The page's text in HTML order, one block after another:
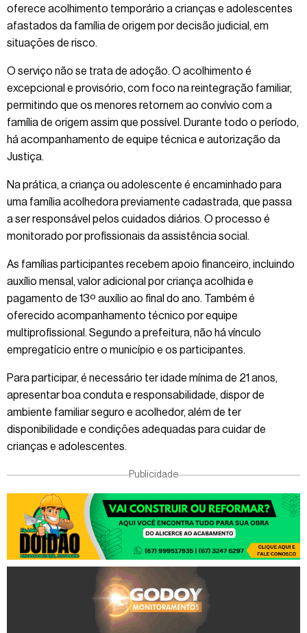
oferece acolhimento temporário a crianças e adolescentes
afastados da família de origem por decisão judicial, em
situações de risco.
O serviço não se trata de adoção. O acolhimento é
excepcional e provisório, com foco na reintegração familiar,
permitindo que os menores retornem ao convívio com a
família de origem assim que possível. Durante todo o período,
há acompanhamento de equipe técnica e autorização da
Justiça.
Na prática, a criança ou adolescente é encaminhado para
uma família acolhedora previamente cadastrada, que passa
a ser responsável pelos cuidados diários. O processo é
monitorado por profissionais da assistência social.
As famílias participantes recebem apoio financeiro, incluindo
auxílio mensal, valor adicional por criança acolhida e
pagamento de 13º auxílio ao final do ano. Também é
oferecido acompanhamento técnico por equipe
multiprofissional. Segundo a prefeitura, não há vínculo
empregatício entre o município e os participantes.
Para participar, é necessário ter idade mínima de 21 anos,
apresentar boa conduta e responsabilidade, dispor de
ambiente familiar seguro e acolhedor, além de ter
disponibilidade e condições adequadas para cuidar de
crianças e adolescentes.
Publicidade